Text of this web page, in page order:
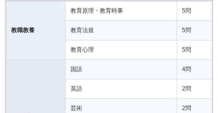
教職教養
教育原理・教育時事 5問
教育法規 5問
教育心理 5問
国語 4問
英語 2問
芸術 2問